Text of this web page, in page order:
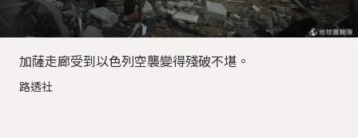
加薩走廊受到以色列空襲變得殘破不堪。
路透社